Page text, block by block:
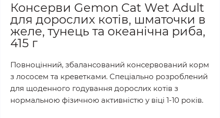
Консерви Gemon Cat Wet Adult
для дорослих котів, шматочки в
желе, тунець та океанічна риба,
415 г
Повноцінний, збалансований консервований корм
з лососем та креветками. Спеціально розроблений
для щоденного годування дорослих котів з
нормальною фізичною активністю у віці 1-10 років.